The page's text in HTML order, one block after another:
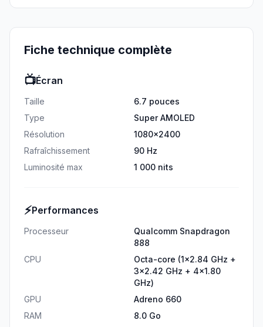
Fiche technique complète
📺Écran
Taille
6.7 pouces
Type
Super AMOLED
Résolution
1080x2400
Rafraîchissement
90 Hz
Luminosité max
1 000 nits
⚡Performances
Processeur
Qualcomm Snapdragon
888
CPU
Octa-core (1x2.84 GHz +
3x2.42 GHz + 4x1.80
GHz)
GPU
Adreno 660
RAM
8.0 Go